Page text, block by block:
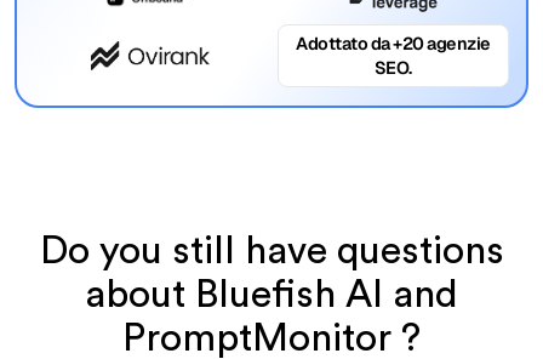
Adottato da +20 agenzie
SEO.
Do you still have questions
about Bluefish AI and
PromptMonitor ?